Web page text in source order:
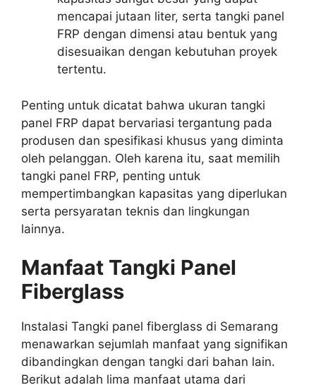
mencapai jutaan liter, serta tangki panel
FRP dengan dimensi atau bentuk yang
disesuaikan dengan kebutuhan proyek
tertentu.
Penting untuk dicatat bahwa ukuran tangki
panel FRP dapat bervariasi tergantung pada
produsen dan spesifikasi khusus yang diminta
oleh pelanggan. Oleh karena itu, saat memilih
tangki panel FRP, penting untuk
mempertimbangkan kapasitas yang diperlukan
serta persyaratan teknis dan lingkungan
lainnya.
Manfaat Tangki Panel
Fiberglass
Instalasi Tangki panel fiberglass di Semarang
menawarkan sejumlah manfaat yang signifikan
dibandingkan dengan tangki dari bahan lain.
Berikut adalah lima manfaat utama dari